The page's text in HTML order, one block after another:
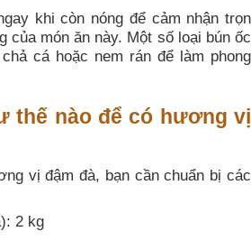
khi còn nóng để cảm nhận trọn
của món ăn này. Một số loại bún ốc
cá hoặc nem rán để làm phong
thế nào để có hương vị
vị đậm đà, bạn cần chuẩn bị các
2 kg